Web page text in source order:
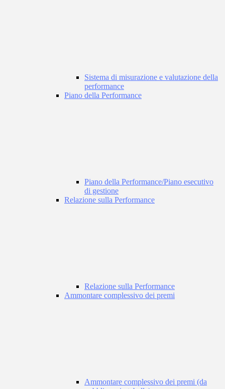
Sistema di misurazione e valutazione della
performance
Piano della Performance
Piano della Performance/Piano esecutivo
di gestione
Relazione sulla Performance
Relazione sulla Performance
Ammontare complessivo dei premi
Ammontare complessivo dei premi (da